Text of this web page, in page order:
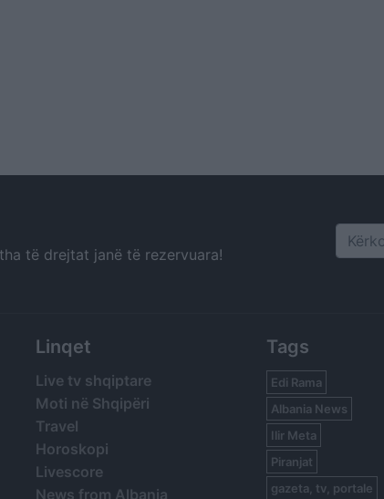
të drejtat janë të rezervuara! Search
Linqet
Live tv shqiptare
Moti në Shqipëri
Travel
Horoskopi
Livescore
News from Albania
Tags
Edi Rama
Albania News
Ilir Meta
Piranjat
gazeta, tv, portale